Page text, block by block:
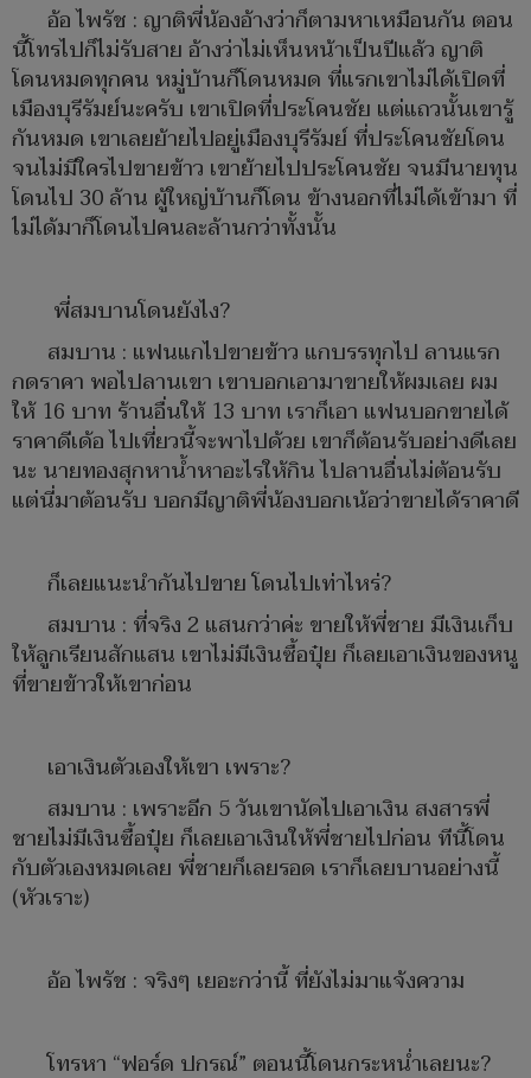
อ้อ ไพรัช : ญาติพี่น้องอ้างว่าก็ตามหาเหมือนกัน ตอน
นี้โทรไปก็ไม่รับสาย อ้างว่าไม่เห็นหน้าเป็นปีแล้ว ญาติ
โดนหมดทุกคน หมู่บ้านก็โดนหมด ที่แรกเขาไม่ได้เปิดที่
เมืองบุรีรัมย์นะครับ เขาเปิดที่ประโคนชัย แต่แถวนั้นเขารู้
กันหมด เขาเลยย้ายไปอยู่เมืองบุรีรัมย์ ที่ประโคนชัยโดน
จนไม่มีใครไปขายข้าว เขาย้ายไปประโคนชัย จนมีนายทุน
โดนไป 30 ล้าน ผู้ใหญ่บ้านก็โดน ข้างนอกที่ไม่ได้เข้ามา ที่
ไม่ได้มาก็โดนไปคนละล้านกว่าทั้งนั้น
พี่สมบานโดนยังไง?
สมบาน : แฟนแกไปขายข้าว แกบรรทุกไป ลานแรก
กดราคา พอไปลานเขา เขาบอกเอามาขายให้ผมเลย ผม
ให้ 16 บาท ร้านอื่นให้ 13 บาท เราก็เอา แฟนบอกขายได้
ราคาดีเด้อ ไปเที่ยวนี้จะพาไปด้วย เขาก็ต้อนรับอย่างดีเลย
นะ นายทองสุกหาน้ำหาอะไรให้กิน ไปลานอื่นไม่ต้อนรับ
แต่นี่มาต้อนรับ บอกมีญาติพี่น้องบอกเน้อว่าขายได้ราคาดี
ก็เลยแนะนำกันไปขาย โดนไปเท่าไหร่?
สมบาน : ที่จริง 2 แสนกว่าค่ะ ขายให้พี่ชาย มีเงินเก็บ
ให้ลูกเรียนสักแสน เขาไม่มีเงินซื้อปุ๋ย ก็เลยเอาเงินของหนู
ที่ขายข้าวให้เขาก่อน
เอาเงินตัวเองให้เขา เพราะ?
สมบาน : เพราะอีก 5 วันเขานัดไปเอาเงิน สงสารพี่
ชายไม่มีเงินซื้อปุ๋ย ก็เลยเอาเงินให้พี่ชายไปก่อน ทีนี้โดน
กับตัวเองหมดเลย พี่ชายก็เลยรอด เราก็เลยบานอย่างนี้
(หัวเราะ)
อ้อ ไพรัช : จริงๆ เยอะกว่านี้ ที่ยังไม่มาแจ้งความ
โทรหา “ฟอร์ด ปกรณ์” ตอนนี้โดนกระหน่ำเลยนะ?